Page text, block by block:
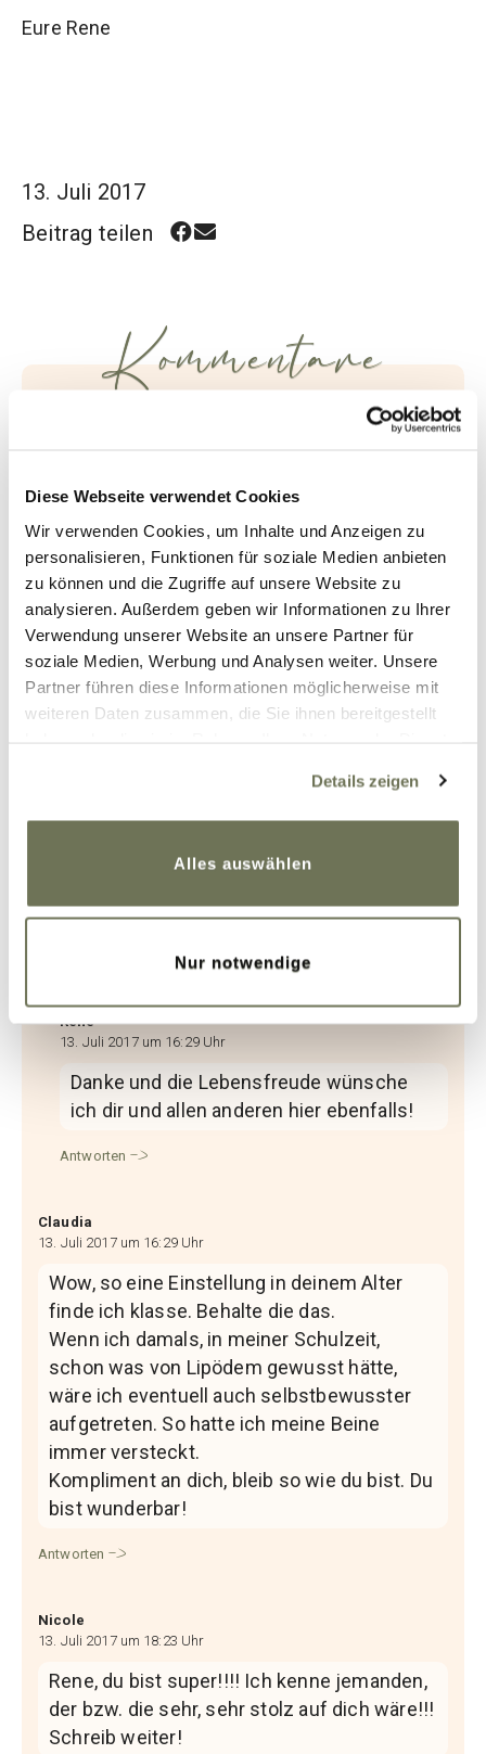
Diese Webseite verwendet Cookies
Wir verwenden Cookies, um Inhalte und Anzeigen zu
personalisieren, Funktionen für soziale Medien anbieten
zu können und die Zugriffe auf unsere Website zu
analysieren. Außerdem geben wir Informationen zu Ihrer
Verwendung unserer Website an unsere Partner für
soziale Medien, Werbung und Analysen weiter. Unsere
Partner führen diese Informationen möglicherweise mit
weiteren Daten zusammen, die Sie ihnen bereitgestellt
Cookies, wenn Sie unsere Webseite weiterhin nutzen.
Weitere Informationen finden Sie in unserer
Details zeigen
Alles auswählen
Nur notwendige
Eure Rene
13. Juli 2017
Beitrag teilen
Kommentare
Erhalte dir deinen Optimismus und dein
sonniges Wesen. Damit schaffst du alles,
was du willst.
Rene
13. Juli 2017 um 16:13 Uhr
Dankeschön!
Ein richtig tolle Einstellung. Bitte bleibe so
und lasse dich nicht verbiegen. Ich
Rene
13. Juli 2017 um 16:29 Uhr
Danke und die Lebensfreude wünsche
ich dir und allen anderen hier ebenfalls!
Antworten
Claudia
13. Juli 2017 um 16:29 Uhr
Wow, so eine Einstellung in deinem Alter
finde ich klasse. Behalte die das.
Wenn ich damals, in meiner Schulzeit,
schon was von Lipödem gewusst hätte,
wäre ich eventuell auch selbstbewusster
aufgetreten. So hatte ich meine Beine
immer versteckt.
Kompliment an dich, bleib so wie du bist. Du
bist wunderbar!
Antworten
Nicole
13. Juli 2017 um 18:23 Uhr
Rene, du bist super!!!! Ich kenne jemanden,
der bzw. die sehr, sehr stolz auf dich wäre!!!
Schreib weiter!